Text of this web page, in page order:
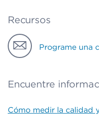
Recursos
Programe una
Encuentre
Cómo medir la calidad